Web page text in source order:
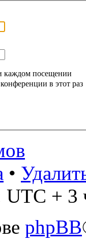
каждом посещении
в этот раз
•
UTC + 3
phpBB